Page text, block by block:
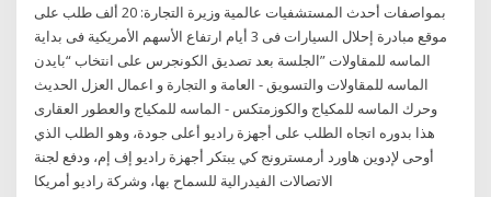
بمواصفات أحدث المستشفيات عالمية وزيرة التجارة: 20 ألف طلب على
موقع مبادرة إحلال السيارات فى 3 أيام ارتفاع الأسهم الأمريكية فى بداية
الجلسة بعد تصديق الكونجرس على انتخاب “بايدن” ‎الماسه للمقاولات
العامة و التجارة و اعمال العزل الحديث‎ - ‎الماسه للمقاولات والتسويق
العقارى‎ ‎الماسه للمكياج والعطور‎ - ‎الماسه للمكياج والكوزمتكس‎ وحرك
هذا بدوره اتجاه الطلب على أجهزة راديو أعلى جودة، وهو الطلب الذي
أوحى لإدوين هاورد أرمسترونج كي يبتكر أجهزة راديو إف إم، ودفع لجنة
الاتصالات الفيدرالية للسماح بها، وشركة راديو أمريكا